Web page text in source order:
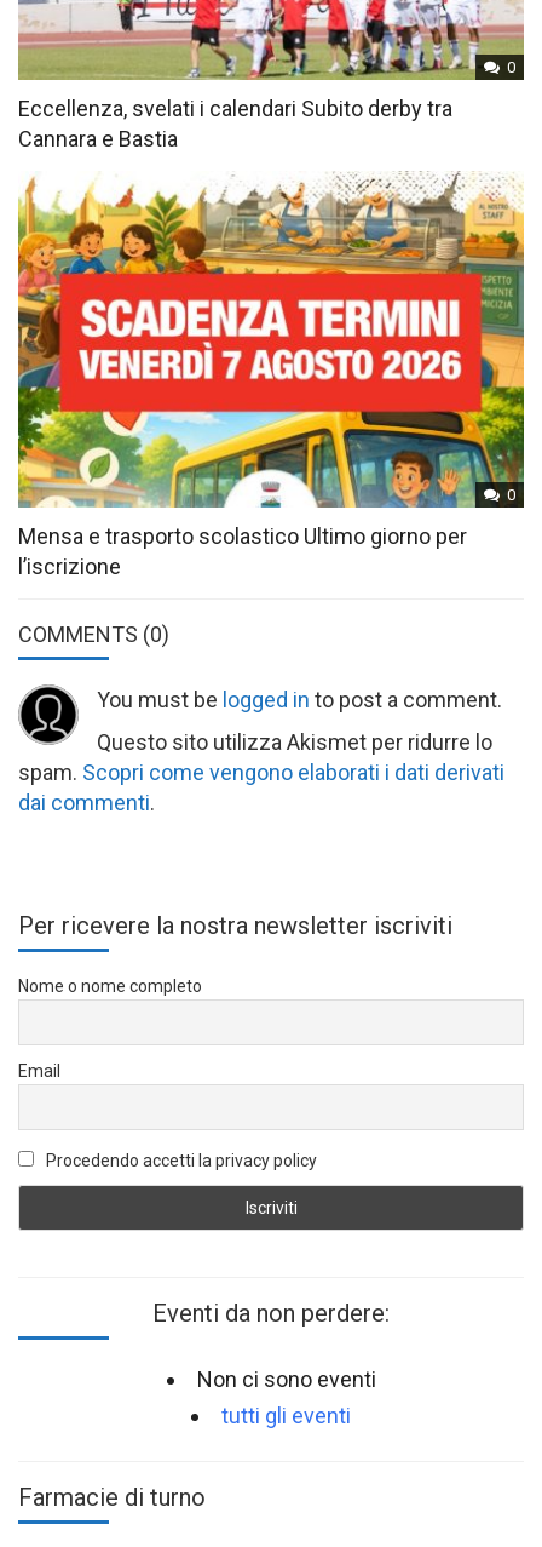
0
Eccellenza, svelati i calendari Subito derby tra
Cannara e Bastia
0
Mensa e trasporto scolastico Ultimo giorno per
l’iscrizione
COMMENTS (0)
You must be logged in to post a comment.
Questo sito utilizza Akismet per ridurre lo
spam. Scopri come vengono elaborati i dati derivati
dai commenti.
Per ricevere la nostra newsletter iscriviti
Nome o nome completo
Email
Procedendo accetti la privacy policy
Eventi da non perdere:
Non ci sono eventi
tutti gli eventi
Farmacie di turno